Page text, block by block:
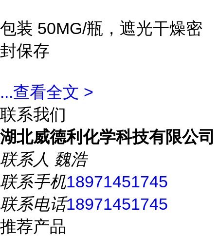
包装 50MG/瓶，遮光干燥密
封保存
...查看全文 >
联系我们
湖北威德利化学科技有限公司
联系人 魏浩
联系手机18971451745
联系电话18971451745
推荐产品